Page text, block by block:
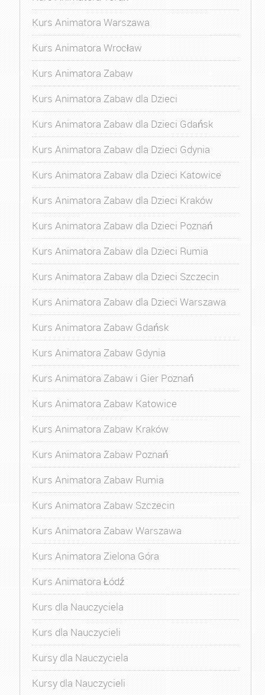
Kurs Animatora Warszawa
Kurs Animatora Wrocław
Kurs Animatora Zabaw
Kurs Animatora Zabaw dla Dzieci
Kurs Animatora Zabaw dla Dzieci Gdańsk
Kurs Animatora Zabaw dla Dzieci Gdynia
Kurs Animatora Zabaw dla Dzieci Katowice
Kurs Animatora Zabaw dla Dzieci Kraków
Kurs Animatora Zabaw dla Dzieci Poznań
Kurs Animatora Zabaw dla Dzieci Rumia
Kurs Animatora Zabaw dla Dzieci Szczecin
Kurs Animatora Zabaw dla Dzieci Warszawa
Kurs Animatora Zabaw Gdańsk
Kurs Animatora Zabaw Gdynia
Kurs Animatora Zabaw i Gier Poznań
Kurs Animatora Zabaw Katowice
Kurs Animatora Zabaw Kraków
Kurs Animatora Zabaw Poznań
Kurs Animatora Zabaw Rumia
Kurs Animatora Zabaw Szczecin
Kurs Animatora Zabaw Warszawa
Kurs Animatora Zielona Góra
Kurs Animatora Łódź
Kurs dla Nauczyciela
Kurs dla Nauczycieli
Kursy dla Nauczyciela
Kursy dla Nauczycieli